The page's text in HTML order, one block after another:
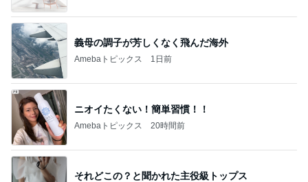
義母の調子が芳しくなく飛んだ海外
Amebaトピックス 1日前
ニオイたくない！簡単習慣！！
Amebaトピックス 20時間前
それどこの？と聞かれた主役級トップス